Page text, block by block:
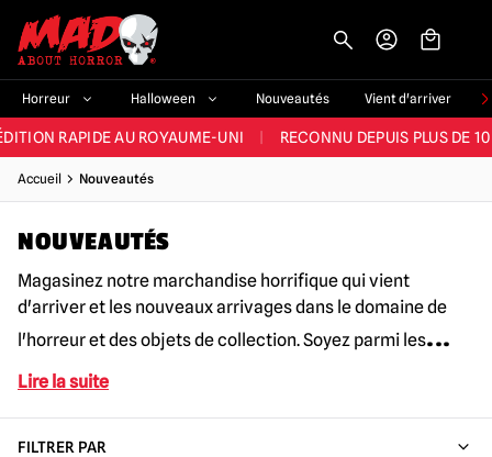
Horreur Halloween Nouveautés Vient d'arriver
ET LA MEILLEURE GAMME DU ROYAUME-UNI PLUS DE 60 000
RAPIDE AU ROYAUME-UNI RECONNU DEPUIS PLUS DE
NOUVEAUX PRODUITS DÉRIVÉS D'HORREUR CHAQUE SEMAINE
ET LA MEILLEURE GAMME DU ROYAUME-UNI
Accueil Nouveautés
NOUVEAUTÉS
Magasinez notre marchandise horrifique qui vient
d'arriver et les nouveaux arrivages dans le domaine de
l'horreur et des objets de collection. Soyez parmi les...
Lire la suite
FILTRER PAR